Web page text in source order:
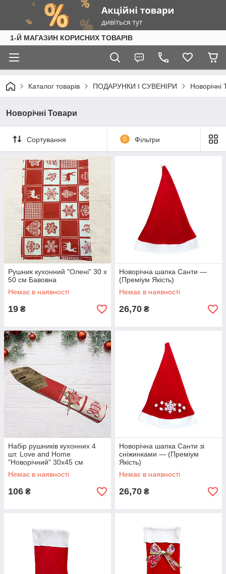
1-Й МАГАЗИН КОРИСНИХ ТОВАРІВ
Каталог товарів ПОДАРУНКИ І СУВЕНІРИ Новорічні
Новорічні Товари
Сортування 0 Фільтри
Рушник кухонний "Олені" 30 х
50 см Бавовна
Немає в наявності
19 ₴
Новорічна шапка Санти —
(Преміум Якість)
Немає в наявності
26,70 ₴
Набір рушників кухонних 4
шт. Love and Home
"Новорічний" 30x45 см
Бавовна
Немає в наявності
106 ₴
Новорічна шапка Санти зі
сніжинками — (Преміум
Якість)
Немає в наявності
26,70 ₴